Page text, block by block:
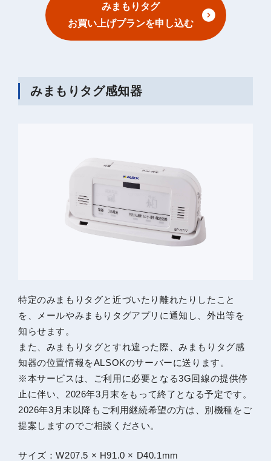
みまもりタグ
お買い上げプランを申し込む
みまもりタグ感知器
特定のみまもりタグと近づいたり離れたりしたこと
を、メールやみまもりタグアプリに通知し、外出等を
知らせます。
また、みまもりタグとすれ違った際、みまもりタグ感
知器の位置情報をALSOKのサーバーに送ります。
※本サービスは、ご利用に必要となる3G回線の提供停
止に伴い、2026年3月末をもって終了となる予定です。
2026年3月末以降もご利用継続希望の方は、別機種をご
提案しますのでご相談ください。
サイズ：W207.5 × H91.0 × D40.1mm